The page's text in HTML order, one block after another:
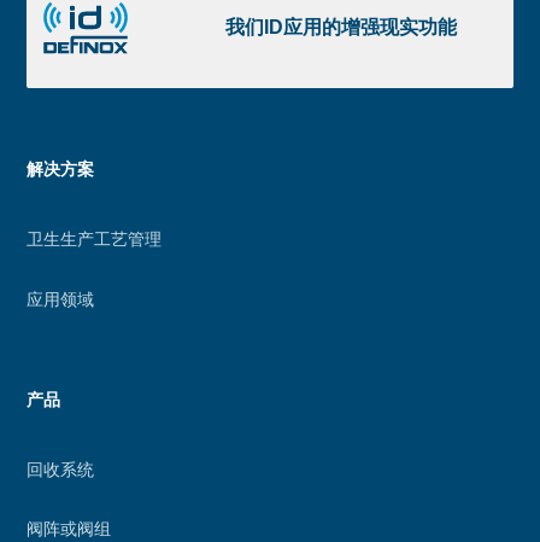
取
我们ID应用的增强现实功能
们
ID
应
的
强
实
Menu
解决方案
卫生生产工艺管理
应用领域
产品
回收系统
阀阵或阀组